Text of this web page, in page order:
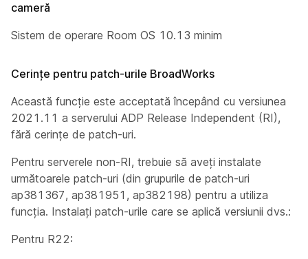
cameră
Sistem de operare Room OS 10.13 minim
Cerințe pentru patch-urile BroadWorks
Această funcție este acceptată începând cu versiunea
2021.11 a serverului ADP Release Independent (RI),
fără cerințe de patch-uri.
Pentru serverele non-RI, trebuie să aveți instalate
următoarele patch-uri (din grupurile de patch-uri
ap381367, ap381951, ap382198) pentru a utiliza
funcția. Instalați patch-urile care se aplică versiunii dvs.:
Pentru R22: